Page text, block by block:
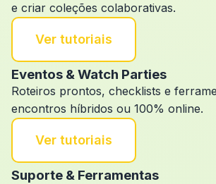
e criar coleções colaborativas.
Ver tutoriais
Eventos & Watch Parties
Roteiros prontos, checklists e
encontros híbridos ou 100% online.
Ver tutoriais
Suporte & Ferramentas